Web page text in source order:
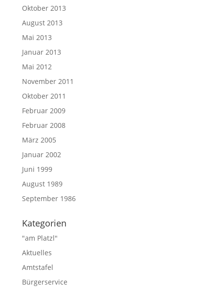
Oktober 2013
August 2013
Mai 2013
Januar 2013
Mai 2012
November 2011
Oktober 2011
Februar 2009
Februar 2008
März 2005
Januar 2002
Juni 1999
August 1989
September 1986
Kategorien
"am Platzl"
Aktuelles
Amtstafel
Bürgerservice